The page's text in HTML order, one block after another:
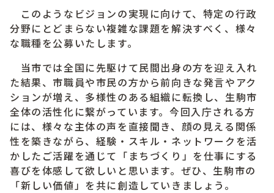
このようなビジョンの実現に向けて、特定の行政
分野にとどまらない複雑な課題を解決すべく、様々
な職種を公募いたします。
当市では全国に先駆けて民間出身の方を迎え入れ
た結果、市職員や市民の方から前向きな発言やアク
ションが増え、多様性のある組織に転換し、生駒市
全体の活性化に繋がっています。今回入庁される方
には、様々な主体の声を直接聞き、顔の見える関係
性を築きながら、経験・スキル・ネットワークを活
かしたご活躍を通じて「まちづくり」を仕事にする
喜びを体感して欲しいと思います。ぜひ、生駒市の
「新しい価値」を共に創造していきましょう。